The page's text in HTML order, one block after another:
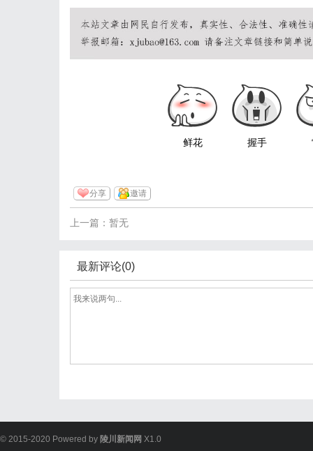
鲜花 握手
分享 邀请
上一篇：暂无
最新评论(0)
© 2015-2020 Powered by 陵川新闻网 X1.0